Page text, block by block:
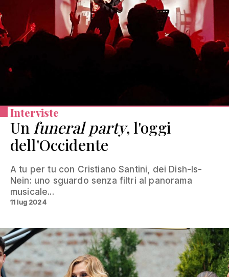
Interviste
Un funeral party, l'oggi
dell'Occidente
A tu per tu con Cristiano Santini, dei Dish-Is-
Nein: uno sguardo senza filtri al panorama
musicale...
11 lug 2024